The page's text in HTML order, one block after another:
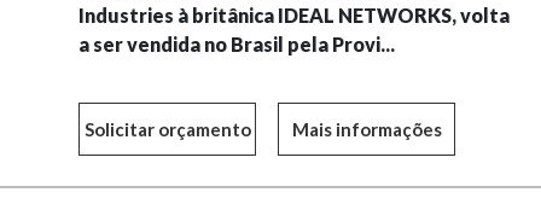
Industries à britânica IDEAL NETWORKS, volta
a ser vendida no Brasil pela Provi...
Mais informações